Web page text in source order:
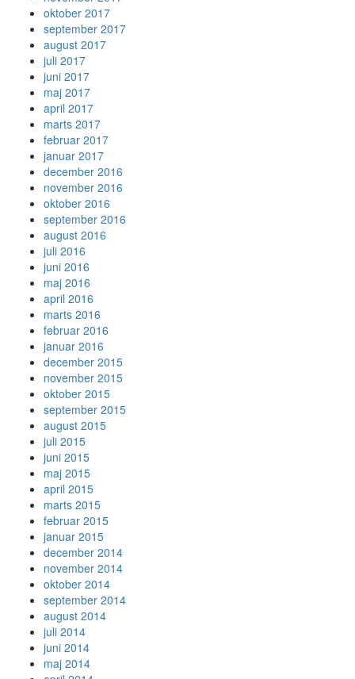
oktober 2017
september 2017
august 2017
juli 2017
juni 2017
maj 2017
april 2017
marts 2017
februar 2017
januar 2017
december 2016
november 2016
oktober 2016
september 2016
august 2016
juli 2016
juni 2016
maj 2016
april 2016
marts 2016
februar 2016
januar 2016
december 2015
november 2015
oktober 2015
september 2015
august 2015
juli 2015
juni 2015
maj 2015
april 2015
marts 2015
februar 2015
januar 2015
december 2014
november 2014
oktober 2014
september 2014
august 2014
juli 2014
juni 2014
maj 2014